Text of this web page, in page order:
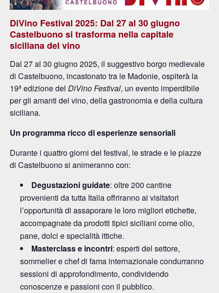
DiVino Festival 2025: Dal 27 al 30 giugno
Castelbuono si trasforma nella capitale
siciliana del vino
Dal 27 al 30 giugno 2025, il suggestivo borgo medievale
di Castelbuono, incastonato tra le Madonie, ospiterà la
19ª edizione del DiVino Festival, un evento imperdibile
per gli amanti del vino, della gastronomia e della cultura
siciliana.
Un programma ricco di esperienze sensoriali
Durante i quattro giorni del festival, le strade e le piazze
di Castelbuono si animeranno con:
Degustazioni guidate: oltre 200 cantine
provenienti da tutta Italia offriranno ai visitatori
l’opportunità di assaporare le loro migliori etichette,
accompagnate da prodotti tipici siciliani come olio,
pane, dolci e specialità ittiche.
Masterclass e incontri: esperti del settore,
sommelier e chef di fama internazionale condurranno
sessioni di approfondimento, condividendo
conoscenze e passioni con il pubblico.